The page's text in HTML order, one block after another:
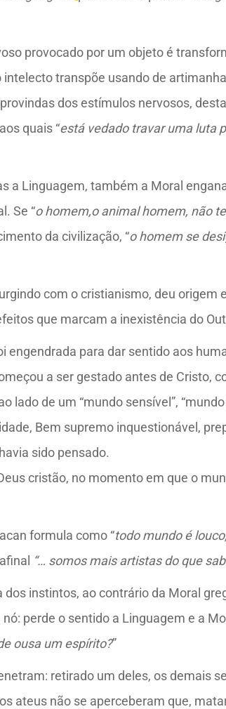
provocado por um objeto é
transpõe usando de
dos estímulos nervosos,
quais “está vedado travar uma luta
a Linguagem, também a Moral
Se “o homem,o animal homem, não
da civilização, “o homem se
com o cristianismo, deu origem
que marcam a inexistência do
engendrada para dar sentido aos
a ser gestado antes de Cristo,
lado de um “mundo sensível”,
Bem supremo inquestionável,
sido pensado.
cristão, no momento em que o
formula como “todo mundo é
“… somos mais artistas do que
instintos, ao contrário da Moral
perde o sentido a Linguagem e a
ousa um espírito?”
retirado um deles, os demais se
ateus não se aperceberam que,